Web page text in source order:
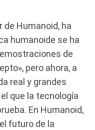
de Humanoid, ha
humanoide se ha
de
pero ahora, a
real y grandes
que la tecnología
En Humanoid,
futuro de la